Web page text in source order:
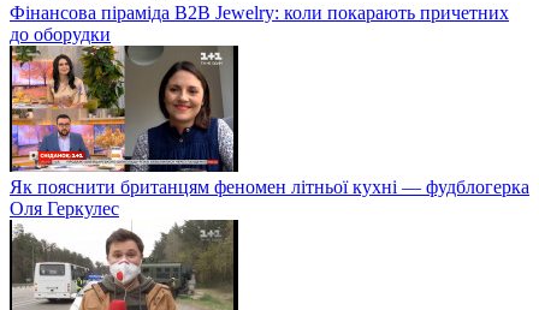
Фінансова піраміда B2B Jewelry: коли покарають причетних
до оборудки
Як пояснити британцям феномен літньої кухні — фудблогерка
Оля Геркулес